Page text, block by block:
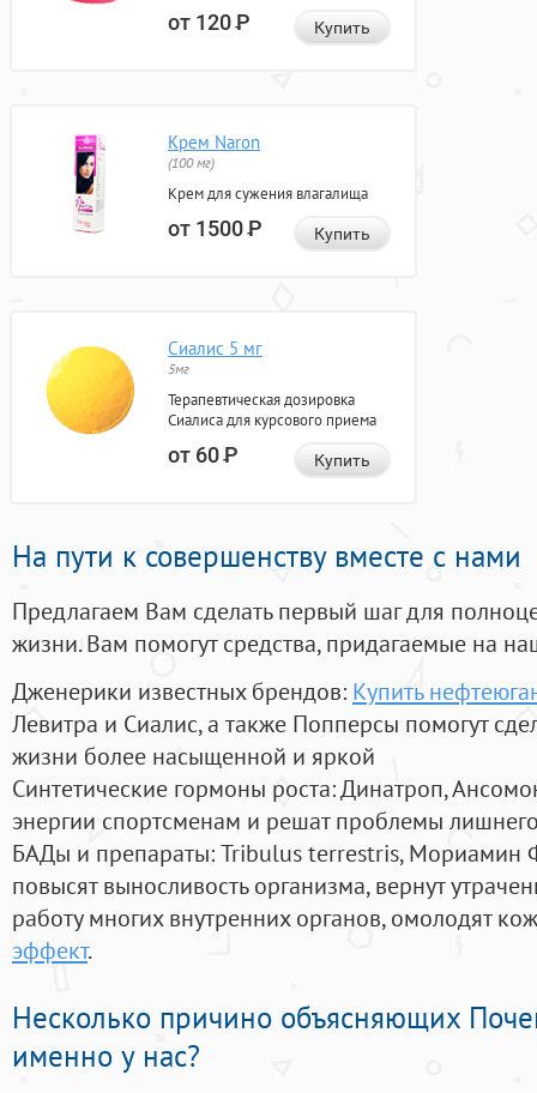
от 120Р Купить
Крем Naron
(100 мг)
Крем для сужения влагалища
от 1500Р Купить
Сиалис 5 мг
5мг
Терапевтическая дозировка
Сиалиса для курсового приема
от 60Р Купить
На пути к совершенству вместе с нами
Предлагаем Вам сделать первый шаг для
жизни. Вам помогут средства, придагаемые на
Дженерики известных брендов: Купить
Левитра и Сиалис, а также Попперсы помогут
жизни более насыщенной и яркой
Синтетические гормоны роста: Динатроп,
энергии спортсменам и решат проблемы
БАДы и препараты:Tribulus terrestris, Мориамин
повысят выносливость организма, вернут
работу многих внутренних органов, омолодят
эффект.
Несколько причино объясняющих
именно у нас?